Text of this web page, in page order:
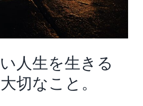
人生を生きる
切なこと。